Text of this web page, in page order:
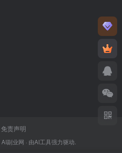
免责声明
AI副业网 · 由AI工具强力驱动.